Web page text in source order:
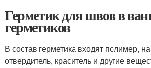
Герметик для швов в
герметиков
В состав герметика входят полимер,
отвердитель, краситель и другие